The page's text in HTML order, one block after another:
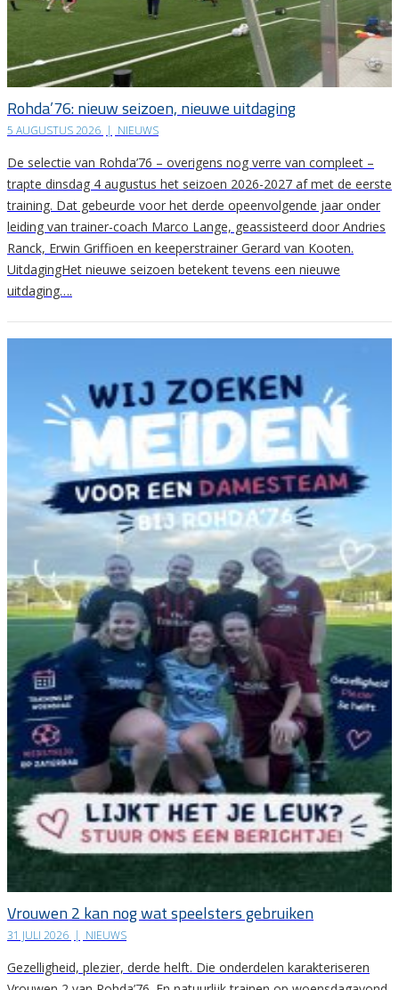
Rohda’76: nieuw seizoen, nieuwe uitdaging
5 AUGUSTUS 2026 | NIEUWS
De selectie van Rohda’76 – overigens nog verre van compleet –
trapte dinsdag 4 augustus het seizoen 2026-2027 af met de eerste
training. Dat gebeurde voor het derde opeenvolgende jaar onder
leiding van trainer-coach Marco Lange, geassisteerd door Andries
Ranck, Erwin Griffioen en keeperstrainer Gerard van Kooten.
UitdagingHet nieuwe seizoen betekent tevens een nieuwe
uitdaging….
Vrouwen 2 kan nog wat speelsters gebruiken
31 JULI 2026 | NIEUWS
Gezelligheid, plezier, derde helft. Die onderdelen karakteriseren